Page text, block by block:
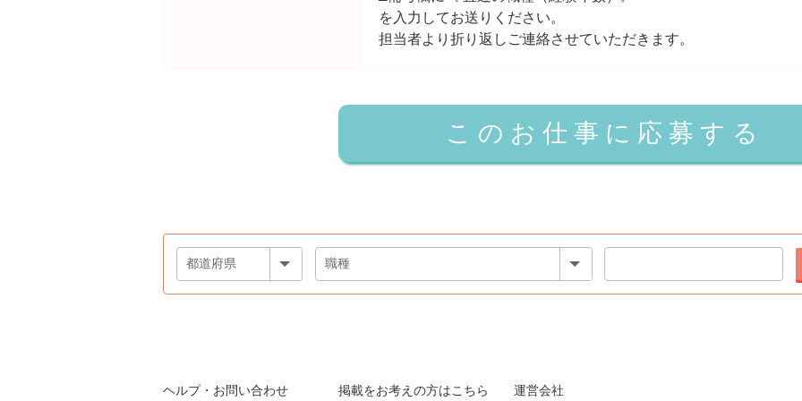
を入力してお送りください。
担当者より折り返しご連絡させていただきます。
ヘルプ・お問い合わせ 掲載をお考えの方はこちら 運営会社